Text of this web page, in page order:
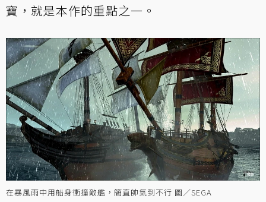
寶，就是本作的重點之一。
在暴風雨中用船身衝撞敵艦，簡直帥氣到不行 圖／SEGA